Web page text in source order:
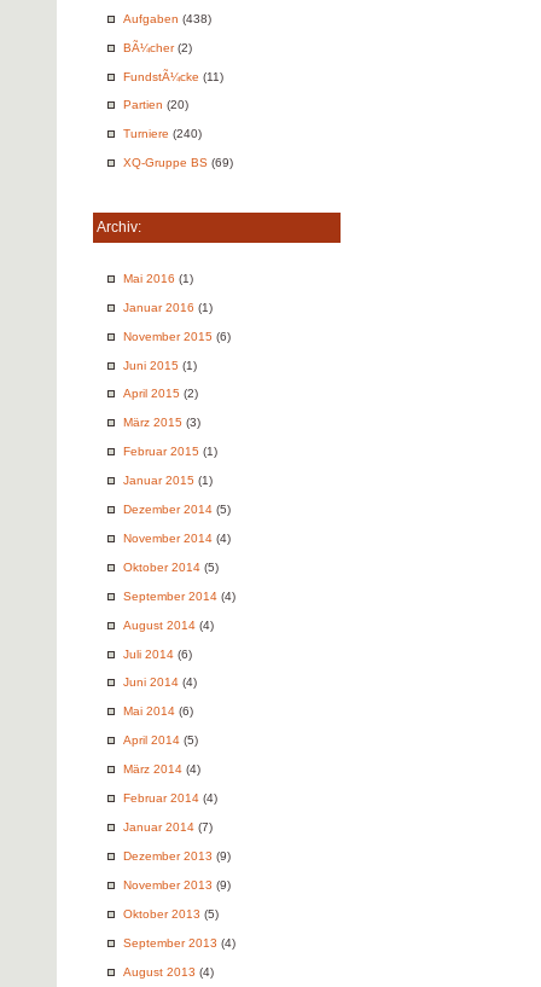
Aufgaben (438)
BÃ¼cher(2)
FundstÃ¼cke (11)
Partien (20)
Turniere (240)
XQ-Gruppe BS (69)
Archiv:
Mai 2016 (1)
Januar 2016 (1)
November 2015 (6)
Juni 2015 (1)
April 2015 (2)
März 2015 (3)
Februar 2015 (1)
Januar 2015 (1)
Dezember 2014 (5)
November 2014 (4)
Oktober 2014 (5)
September 2014 (4)
August 2014 (4)
Juli 2014 (6)
Juni 2014 (4)
Mai 2014 (6)
April 2014 (5)
März 2014 (4)
Februar 2014 (4)
Januar 2014 (7)
Dezember 2013 (9)
November 2013 (9)
Oktober 2013 (5)
September 2013 (4)
August 2013 (4)